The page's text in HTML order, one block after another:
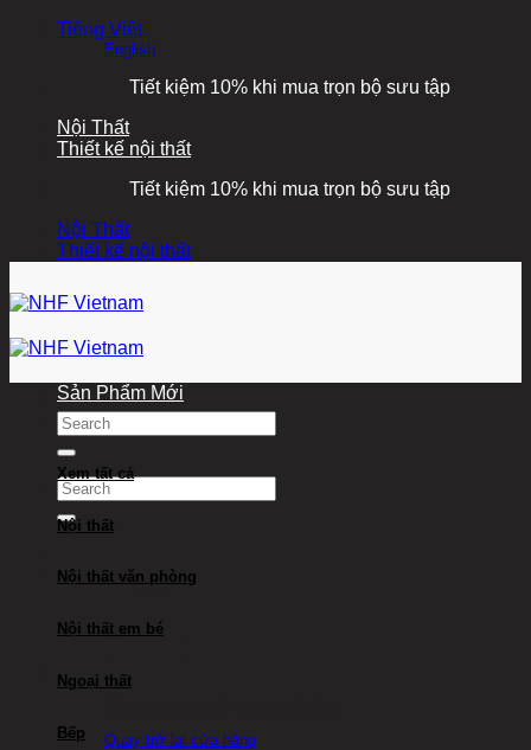
Tiếng Việt
English
Tiết kiệm 10% khi mua trọn bộ sưu tập
Nội Thất
Thiết kế nội thất
Tiết kiệm 10% khi mua trọn bộ sưu tập
Nội Thất
Thiết kế nội thất
Tìm
kiếm:
Tìm
kiếm:
Quay trở lại cửa hàng
Sản Phẩm Mới
Xem tất cả
Nội thất
Nội thất văn phòng
Nội thất em bé
Ngoại thất
Bếp